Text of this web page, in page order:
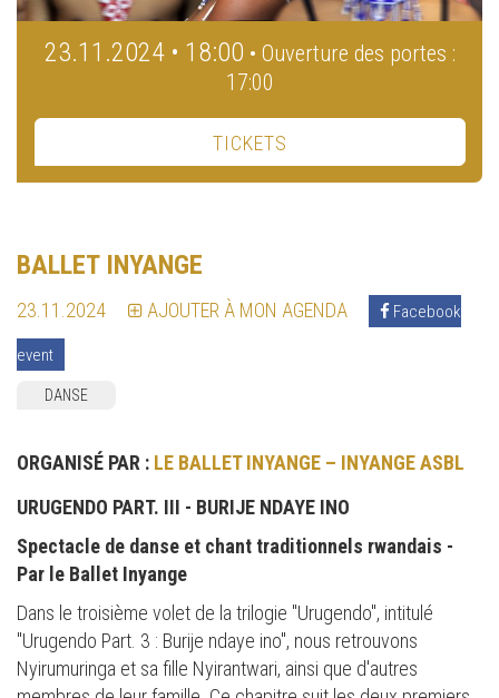
23.11.2024 • 18:00 • Ouverture des portes :
17:00
TICKETS
BALLET INYANGE
23.11.2024 AJOUTER À MON AGENDA Facebook
event
DANSE
ORGANISÉ PAR : LE BALLET INYANGE – INYANGE ASBL
URUGENDO PART. III - BURIJE NDAYE INO
Spectacle de danse et chant traditionnels rwandais -
Par le Ballet Inyange
Dans le troisième volet de la trilogie "Urugendo", intitulé
"Urugendo Part. 3 : Burije ndaye ino", nous retrouvons
Nyirumuringa et sa fille Nyirantwari, ainsi que d'autres